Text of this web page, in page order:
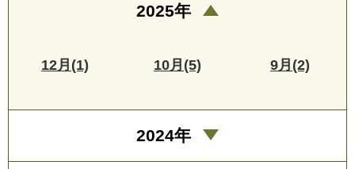
2025年
12月(1) 10月(5) 9月(2)
2024年